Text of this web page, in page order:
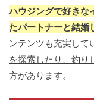
ハウジングで好きな
たパートナーと結婚
ンテンツも充実して
を探索したり、釣り
方があります。